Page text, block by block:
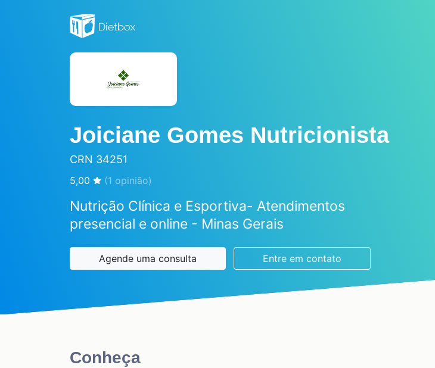
Joiciane Gomes Nutricionista
CRN 34251
5,00 (1 opinião)
Nutrição Clínica e Esportiva- Atendimentos
presencial e online - Minas Gerais
Agende uma consulta Entre em contato
Conheça